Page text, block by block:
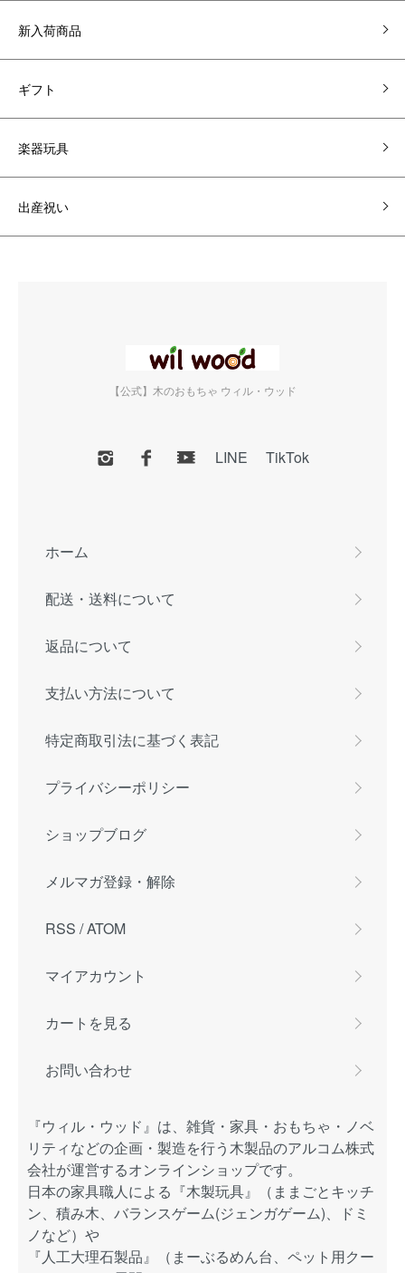
新入荷商品
ギフト
楽器玩具
出産祝い
【公式】木のおもちゃ ウィル・ウッド
LINE TikTok
ホーム
配送・送料について
返品について
支払い方法について
特定商取引法に基づく表記
プライバシーポリシー
ショップブログ
メルマガ登録・解除
RSS /ATOM
マイアカウント
カートを見る
お問い合わせ
『ウィル・ウッド』は、雑貨・家具・おもちゃ・ノベ
リティなどの企画・製造を行う木製品のアルコム株式
会社が運営するオンラインショップです。
日本の家具職人による『木製玩具』（ままごとキッチ
ン、積み木、バランスゲーム(ジェンガゲーム)、ドミ
ノなど）や
『人工大理石製品』（まーぶるめん台、ペット用クー